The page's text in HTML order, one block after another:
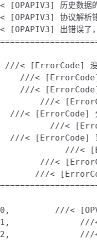
历史数据
协议解析
出错误了，
< [ErrorCode] 没
///< [ErrorCode]
///< [ErrorCode]
///<
< [ErrorCode] 分
///<
< [ErrorCode] 当
///<
///<
///<
///<
///
///<